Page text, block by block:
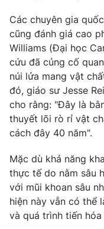
® Cấm sao chép dưới
thuận bằng văn bản.
thông tin từ website
Các chuyên gia
cũng đánh giá cao
Williams (Đại học
cứu đã củng cố
núi lửa mang vật
đó, giáo sư Jesse
cho rằng: "Đây là
thuyết lõi rò rỉ vật
cách đây 40 năm".
Mặc dù khả năng
thực tế do nằm sâu
với mũi khoan sâu
hiện này vẫn có thể
và quá trình tiến